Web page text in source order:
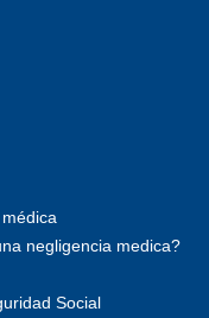
negligencia medica?
Social